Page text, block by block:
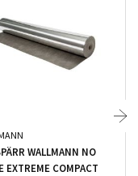
WALLMANN NO
EXTREME COMPACT